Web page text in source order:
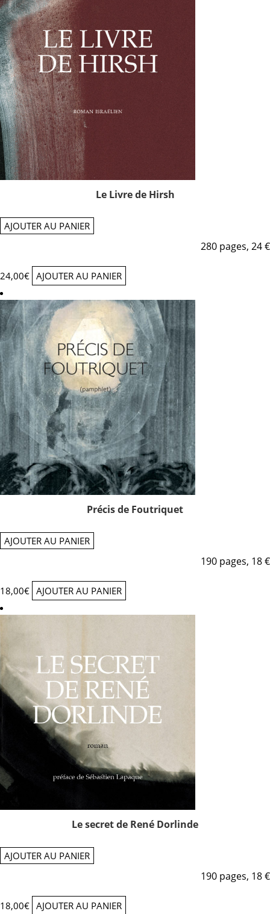
Le Livre de Hirsh
AJOUTER AU PANIER
280 pages, 24 €
24,00€ AJOUTER AU PANIER
Précis de Foutriquet
AJOUTER AU PANIER
190 pages, 18 €
18,00€ AJOUTER AU PANIER
Le secret de René Dorlinde
AJOUTER AU PANIER
190 pages, 18 €
18,00€ AJOUTER AU PANIER